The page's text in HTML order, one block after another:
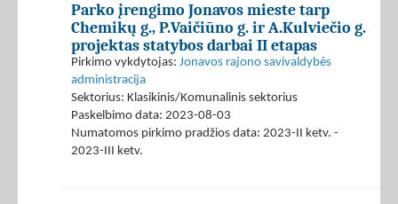
Parko įrengimo Jonavos mieste tarp
Chemikų g., P.Vaičiūno g. ir A.Kulviečio g.
projektas statybos darbai II etapas
Pirkimo vykdytojas: Jonavos rajono savivaldybės
administracija
Sektorius: Klasikinis/Komunalinis sektorius
Paskelbimo data: 2023-08-03
Numatomos pirkimo pradžios data: 2023-II ketv. -
2023-III ketv.